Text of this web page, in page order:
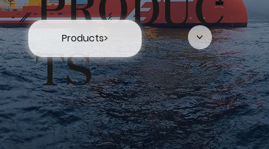
TS
Products> <